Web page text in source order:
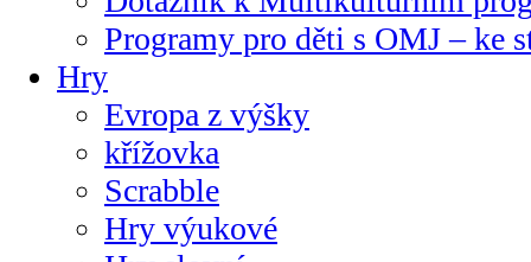
Programy pro děti s OMJ – ke
Hry
Evropa z výšky
křížovka
Scrabble
Hry výukové